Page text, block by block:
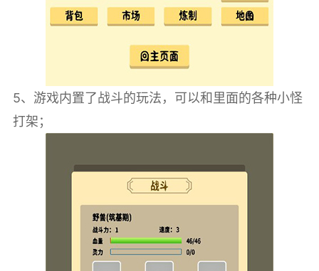
5、游戏内置了战斗的玩法，可以和里面的各种小怪
打架；